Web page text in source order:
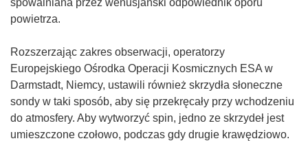
spowalniana przez wenusjański odpowiednik oporu
powietrza.
Rozszerzając zakres obserwacji, operatorzy
Europejskiego Ośrodka Operacji Kosmicznych ESA w
Darmstadt, Niemcy, ustawili również skrzydła słoneczne
sondy w taki sposób, aby się przekręcały przy wchodzeniu
do atmosfery. Aby wytworzyć spin, jedno ze skrzydeł jest
umieszczone czołowo, podczas gdy drugie krawędziowo.